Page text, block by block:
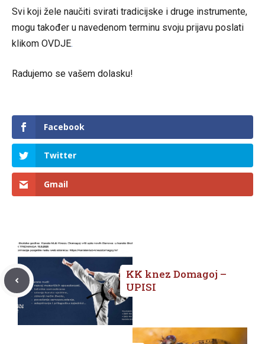
Svi koji žele naučiti svirati tradicijske i druge instrumente,
mogu također u navedenom terminu svoju prijavu poslati
klikom OVDJE.
Radujemo se vašem dolasku!
Facebook
Twitter
Gmail
KK knez Domagoj –
UPISI